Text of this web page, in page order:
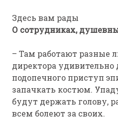
Здесь вам рады
О сотрудниках,
– Там работают разные
директора
подопечного приступ
запачкать костюм.
будут держать голову,
всем болеют за своих.